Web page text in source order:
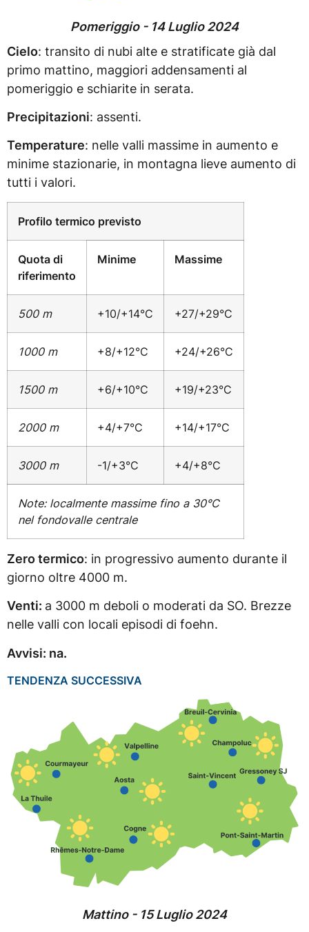
Pomeriggio - 14 Luglio 2024
Cielo: transito di nubi alte e stratificate già dal
primo mattino, maggiori addensamenti al
pomeriggio e schiarite in serata.
Precipitazioni: assenti.
Temperature: nelle valli massime in aumento e
minime stazionarie, in montagna lieve aumento di
tutti i valori.
Profilo termico previsto
Quota di
riferimento
Minime Massime
500 m +10/+14°C +27/+29°C
1000 m +8/+12°C +24/+26°C
1500 m +6/+10°C +19/+23°C
2000 m +4/+7°C +14/+17°C
3000 m -1/+3°C +4/+8°C
Note: localmente massime fino a 30°C
nel fondovalle centrale
Zero termico: in progressivo aumento durante il
giorno oltre 4000 m.
Venti: a 3000 m deboli o moderati da SO. Brezze
nelle valli con locali episodi di foehn.
Avvisi: na.
TENDENZA SUCCESSIVA
Mattino - 15 Luglio 2024